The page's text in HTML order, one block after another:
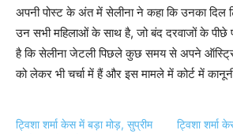
अपनी पोस्ट के अंत में सेलीना ने कहा कि उनका दिल
उन सभी महिलाओं के साथ है, जो बंद दरवाजों के पीछे
है कि सेलीना जेटली पिछले कुछ समय से अपने
को लेकर भी चर्चा में हैं और इस मामले में कोर्ट में
ट्विशा शर्मा केस में बड़ा मोड़, सुप्रीम
ट्विशा शर्मा